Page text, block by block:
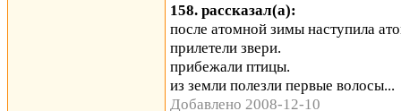
158. рассказал(а):
после атомной зимы наступила
прилетели звери.
прибежали птицы.
из земли полезли первые волосы...
Добавлено 2008-12-10